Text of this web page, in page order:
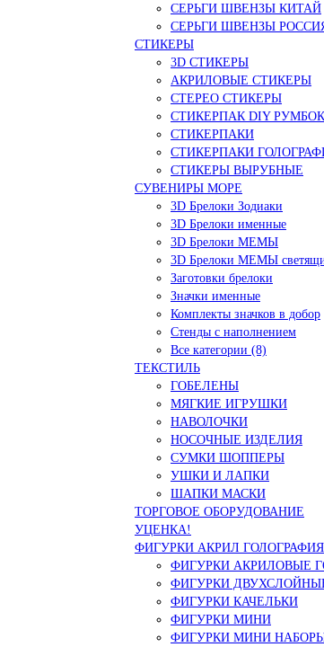
СЕРЬГИ ШВЕНЗЫ КИТАЙ
СЕРЬГИ ШВЕНЗЫ
СТИКЕРЫ
3D СТИКЕРЫ
АКРИЛОВЫЕ СТИКЕРЫ
СТЕРЕО СТИКЕРЫ
СТИКЕРПАК DIY
СТИКЕРПАКИ
СТИКЕРПАКИ
СТИКЕРЫ ВЫРУБНЫЕ
СУВЕНИРЫ МОРЕ
3D Брелоки Зодиаки
3D Брелоки именные
3D Брелоки МЕМЫ
3D Брелоки МЕМЫ
Заготовки брелоки
Значки именные
Комплекты значков в добор
Стенды с наполнением
Все категории (8)
ТЕКСТИЛЬ
ГОБЕЛЕНЫ
МЯГКИЕ ИГРУШКИ
НАВОЛОЧКИ
НОСОЧНЫЕ ИЗДЕЛИЯ
СУМКИ ШОППЕРЫ
УШКИ И ЛАПКИ
ШАПКИ МАСКИ
ТОРГОВОЕ ОБОРУДОВАНИЕ
УЦЕНКА!
ФИГУРКИ АКРИЛ ГОЛОГРАФИЯ
ФИГУРКИ АКРИЛОВЫЕ
ФИГУРКИ
ФИГУРКИ КАЧЕЛЬКИ
ФИГУРКИ МИНИ
ФИГУРКИ МИНИ